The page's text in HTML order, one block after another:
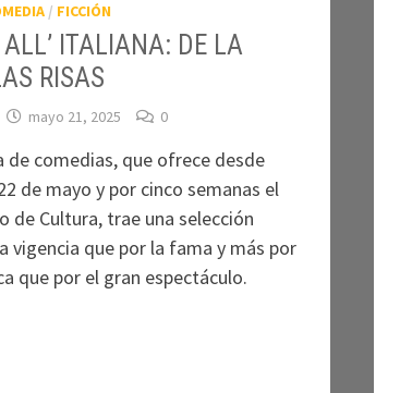
/ FICCIÓN
ITALIANA: DE LA
RISAS
mayo 21, 2025 0
de comedias, que ofrece desde
de mayo y por cinco semanas el
de Cultura, trae una selección
vigencia que por la fama y más por
que por el gran espectáculo.